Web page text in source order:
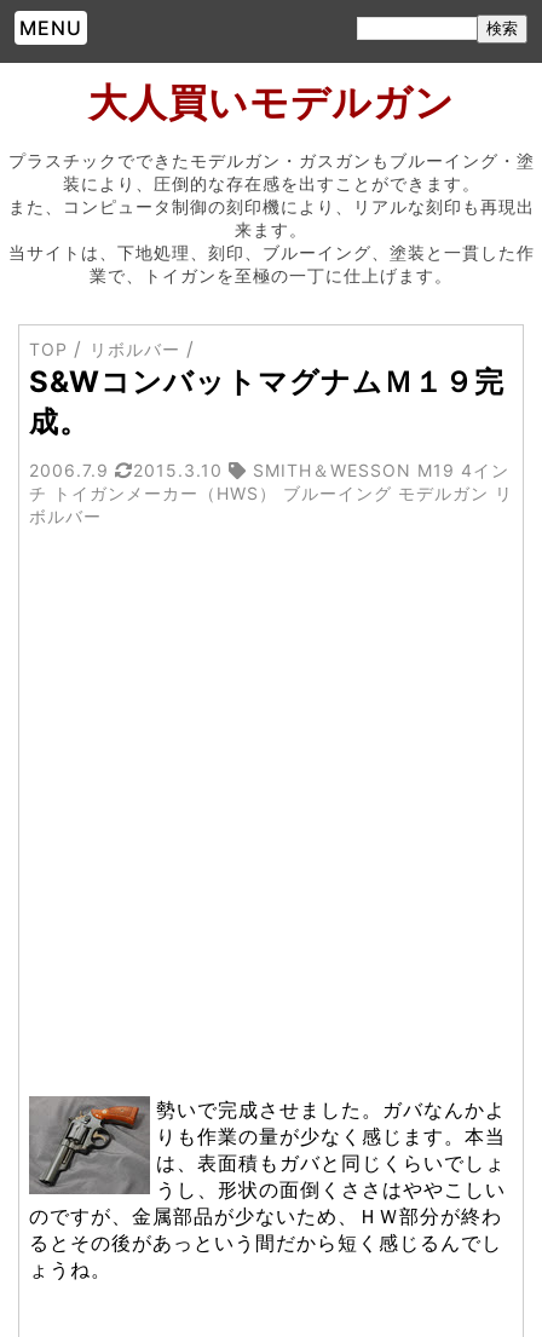
MENU
大人買いモデルガン
プラスチックでできたモデルガン・ガスガンもブルーイング・塗
装により、圧倒的な存在感を出すことができます。
また、コンピュータ制御の刻印機により、リアルな刻印も再現出
来ます。
当サイトは、下地処理、刻印、ブルーイング、塗装と一貫した作
業で、トイガンを至極の一丁に仕上げます。
TOP リボルバー
S&WコンバットマグナムＭ１９完
成。
2006.7.9 2015.3.10
SMITH＆WESSON M19 4イン
チ トイガンメーカー（HWS） ブルーイング モデルガン リ
ボルバー
勢いで完成させました。ガバなんかよ
りも作業の量が少なく感じます。本当
は、表面積もガバと同じくらいでしょ
うし、形状の面倒くささはややこしい
のですが、金属部品が少ないため、ＨＷ部分が終わ
るとその後があっという間だから短く感じるんでし
ょうね。